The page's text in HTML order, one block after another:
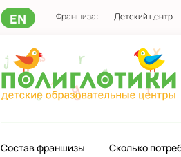
EN Франшиза: Детский центр
Состав франшизы Сколько